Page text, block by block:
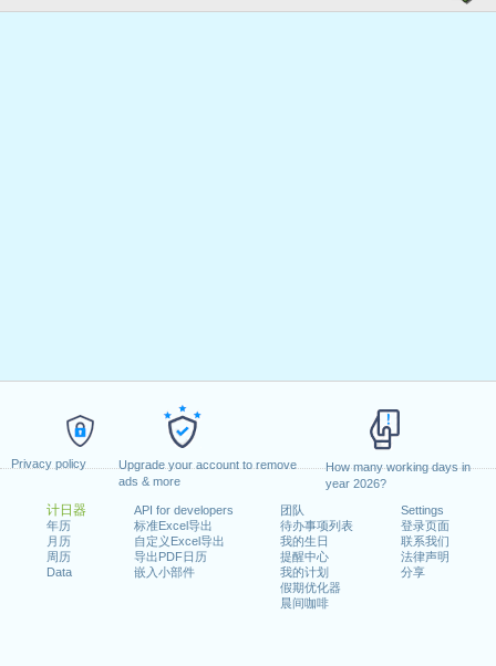
Privacy policy
Upgrade your account to remove
ads & more
How many working days in
year 2026?
计日器
年历
月历
周历
Data
API for developers
标准Excel导出
自定义Excel导出
导出PDF日历
嵌入小部件
团队
待办事项列表
我的生日
提醒中心
我的计划
假期优化器
晨间咖啡
Settings
登录页面
联系我们
法律声明
分享